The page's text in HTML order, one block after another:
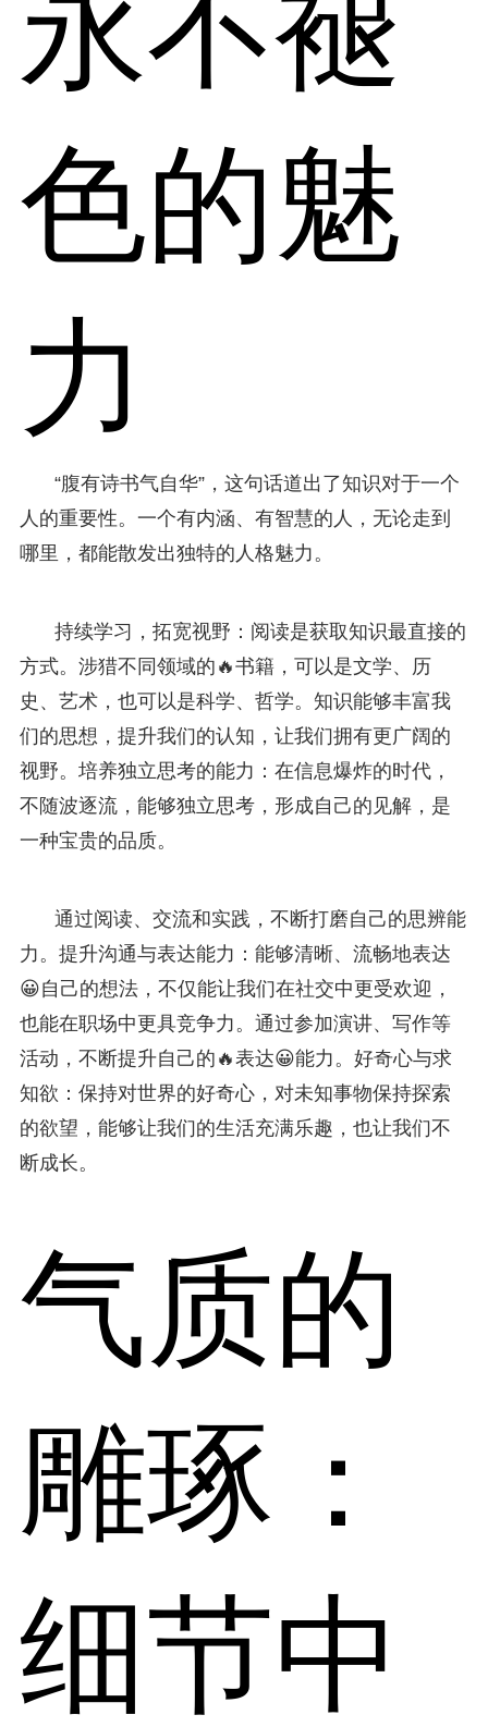
永不褪
色的魅
力
“腹有诗书气自华”，这句话道出了知识对于一个
人的重要性。一个有内涵、有智慧的人，无论走到
哪里，都能散发出独特的人格魅力。
持续学习，拓宽视野：阅读是获取知识最直接的
方式。涉猎不同领域的🔥书籍，可以是文学、历
史、艺术，也可以是科学、哲学。知识能够丰富我
们的思想，提升我们的认知，让我们拥有更广阔的
视野。培养独立思考的能力：在信息爆炸的时代，
不随波逐流，能够独立思考，形成自己的见解，是
一种宝贵的品质。
通过阅读、交流和实践，不断打磨自己的思辨能
力。提升沟通与表达能力：能够清晰、流畅地表达
😀自己的想法，不仅能让我们在社交中更受欢迎，
也能在职场中更具竞争力。通过参加演讲、写作等
活动，不断提升自己的🔥表达😀能力。好奇心与求
知欲：保持对世界的好奇心，对未知事物保持探索
的欲望，能够让我们的生活充满乐趣，也让我们不
断成长。
气质的
雕琢：
细节中